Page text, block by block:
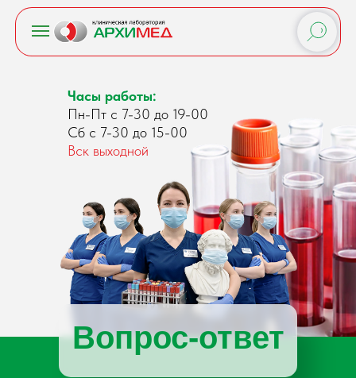
Вопрос-ответ
Часы работы:
Пн-Пт с 7-30 до 19-00
Сб с 7-30 до 15-00
Вск выходной